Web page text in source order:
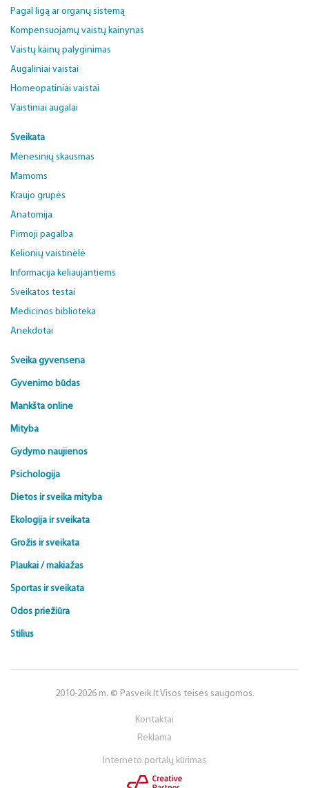
Pagal ligą ar organų sistemą
Kompensuojamų vaistų kainynas
Vaistų kainų palyginimas
Augaliniai vaistai
Homeopatiniai vaistai
Vaistiniai augalai
Sveikata
Mėnesinių skausmas
Mamoms
Kraujo grupės
Anatomija
Pirmoji pagalba
Kelionių vaistinėlė
Informacija keliaujantiems
Sveikatos testai
Medicinos biblioteka
Anekdotai
Sveika gyvensena
Gyvenimo būdas
Mankšta online
Mityba
Gydymo naujienos
Psichologija
Dietos ir sveika mityba
Ekologija ir sveikata
Grožis ir sveikata
Plaukai / makiažas
Sportas ir sveikata
Odos priežiūra
Stilius
2010-2026 m. © Pasveik.lt Visos teisės saugomos.
Kontaktai
Reklama
Interneto portalų kūrimas